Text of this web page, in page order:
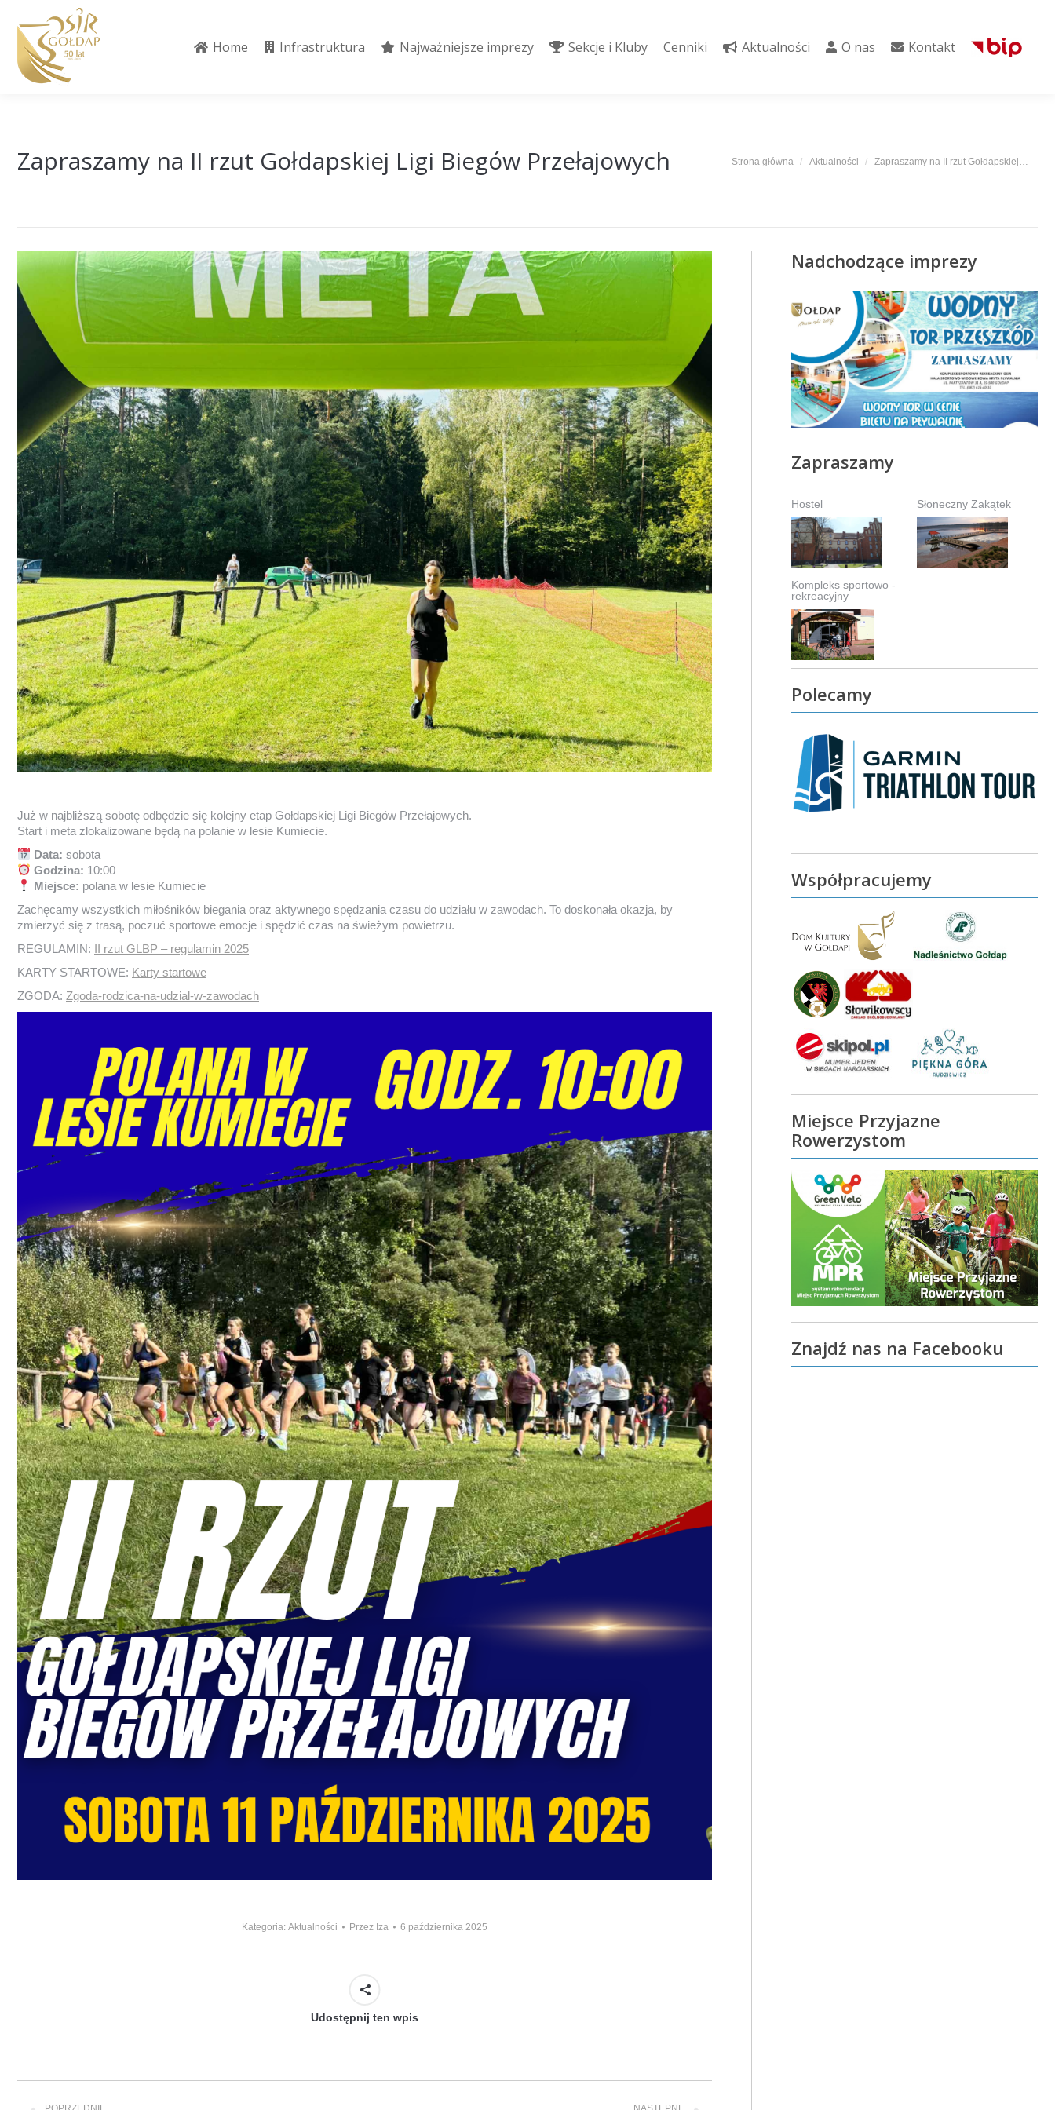
Home Infrastruktura Najważniejsze imprezy Sekcje i Kluby Cenniki Aktualności O nas Kontakt
Zapraszamy na II rzut Gołdapskiej Ligi Biegów Przełajowych Jesteś tutaj:
Strona główna Aktualności Zapraszamy na II rzut Gołdapskiej…
Już w najbliższą sobotę odbędzie się kolejny etap Gołdapskiej Ligi Biegów Przełajowych.
Start i meta zlokalizowane będą na polanie w lesie Kumiecie.
Data: sobota
Godzina: 10:00
Miejsce: polana w lesie Kumiecie
Zachęcamy wszystkich miłośników biegania oraz aktywnego spędzania czasu do udziału w zawodach. To doskonała okazja, by
zmierzyć się z trasą, poczuć sportowe emocje i spędzić czas na świeżym powietrzu.
REGULAMIN: II rzut GLBP – regulamin 2025
KARTY STARTOWE: Karty startowe
ZGODA: Zgoda-rodzica-na-udzial-w-zawodach
Kategoria: Aktualności Przez Iza 6 października 2025
Udostępnij ten wpis
Nawigacja
Nadchodzące imprezy
Zapraszamy
Hostel Słoneczny Zakątek
Kompleks sportowo -
rekreacyjny
Polecamy
Współpracujemy
Miejsce Przyjazne
Rowerzystom
Znajdź nas na Facebooku
Home Infrastruktura Najważniejsze imprezy Sekcje i Kluby Cenniki Aktualności O nas Kontakt